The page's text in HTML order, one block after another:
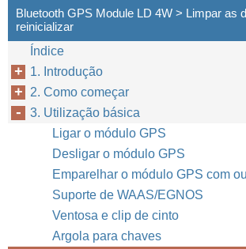
Bluetooth GPS Module LD 4W > Limpar as
reinicializar
Índice
1. Introdução
2. Como começar
3. Utilização básica
Ligar o módulo GPS
Desligar o módulo GPS
Emparelhar o módulo GPS com
Suporte de WAAS/EGNOS
Ventosa e clip de cinto
Argola para chaves